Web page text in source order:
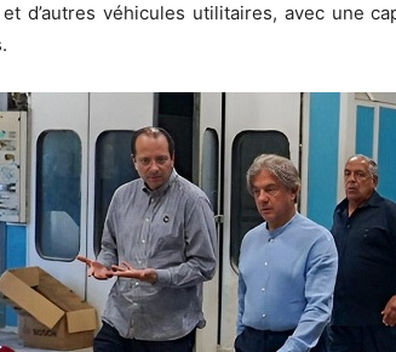
d’autres véhicules utilitaires, avec une